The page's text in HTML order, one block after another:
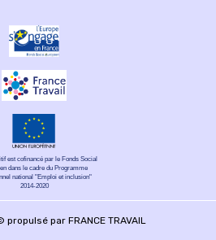
est cofinancé par le Fonds Social
dans le cadre du Programme
national "Emploi et inclusion"
2014-2020
par FRANCE TRAVAIL